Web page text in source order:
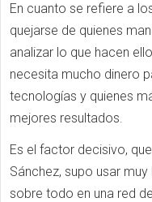
En cuanto se refiere a
quejarse de quienes
analizar lo que hacen
necesita mucho dinero
tecnologías y quienes
mejores resultados.
Es el factor decisivo,
Sánchez, supo usar
sobre todo en una red